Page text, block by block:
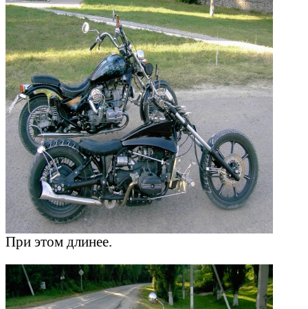
При этом длинее.